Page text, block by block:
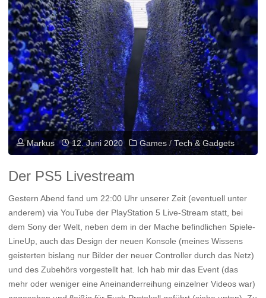
Markus 12. Juni 2020 Games / Tech & Gadgets
Der PS5 Livestream
Gestern Abend fand um 22:00 Uhr unserer Zeit (eventuell unter
anderem) via YouTube der PlayStation 5 Live-Stream statt, bei
dem Sony der Welt, neben dem in der Mache befindlichen Spiele-
LineUp, auch das Design der neuen Konsole (meines Wissens
geisterten bislang nur Bilder der neuer Controller durch das Netz)
und des Zubehörs vorgestellt hat. Ich hab mir das Event (das
mehr oder weniger eine Aneinanderreihung einzelner Videos war)